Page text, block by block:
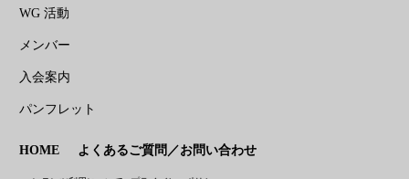
WG 活動
メンバー
入会案内
パンフレット
HOME よくあるご質問／お問い合わせ